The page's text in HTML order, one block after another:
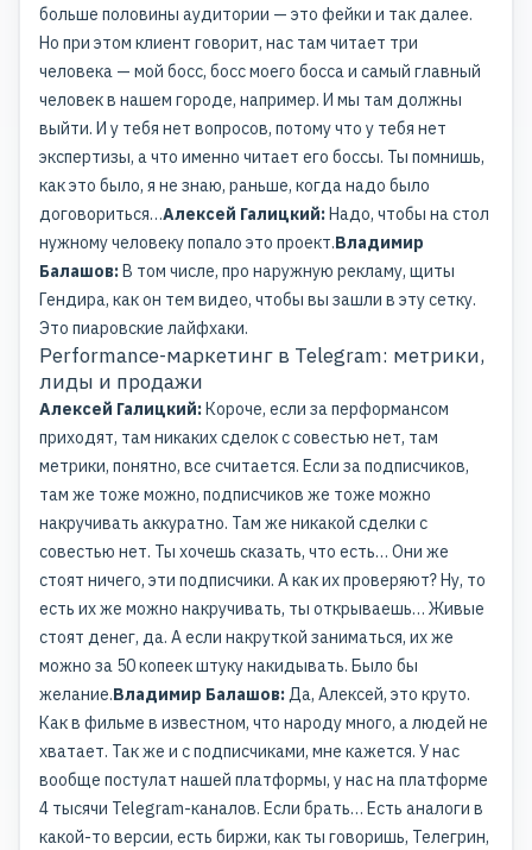
больше половины аудитории — это фейки и так далее.
Но при этом клиент говорит, нас там читает три
человека — мой босс, босс моего босса и самый главный
человек в нашем городе, например. И мы там должны
выйти. И у тебя нет вопросов, потому что у тебя нет
экспертизы, а что именно читает его боссы. Ты помнишь,
как это было, я не знаю, раньше, когда надо было
договориться…Алексей Галицкий:Надо, чтобы на стол
нужному человеку попало это проект.Владимир
Балашов:В том числе, про наружную рекламу, щиты
Гендира, как он тем видео, чтобы вы зашли в эту сетку.
Это пиаровские лайфхаки.
Performance-маркетинг в Telegram: метрики,
лиды и продажи
Алексей Галицкий:Короче, если за перформансом
приходят, там никаких сделок с совестью нет, там
метрики, понятно, все считается. Если за подписчиков,
там же тоже можно, подписчиков же тоже можно
накручивать аккуратно. Там же никакой сделки с
совестью нет. Ты хочешь сказать, что есть… Они же
стоят ничего, эти подписчики. А как их проверяют? Ну, то
есть их же можно накручивать, ты открываешь… Живые
стоят денег, да. А если накруткой заниматься, их же
можно за 50 копеек штуку накидывать. Было бы
желание.Владимир Балашов:Да, Алексей, это круто.
Как в фильме в известном, что народу много, а людей не
хватает. Так же и с подписчиками, мне кажется. У нас
вообще постулат нашей платформы, у нас на платформе
4 тысячи Telegram-каналов. Если брать… Есть аналоги в
какой-то версии, есть биржи, как ты говоришь, Телегрин,